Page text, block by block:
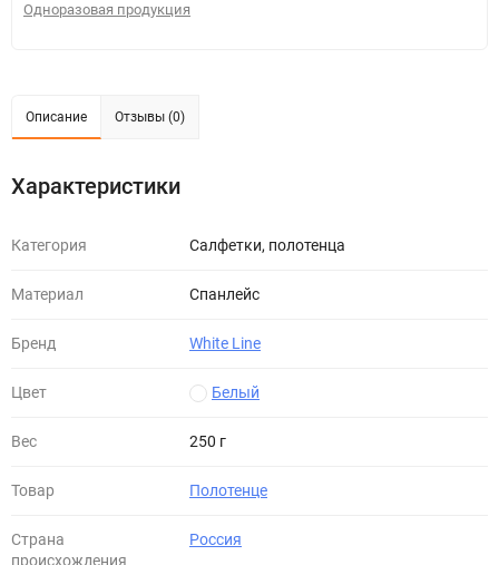
Одноразовая продукция
Описание Отзывы (0)
Характеристики
Категория Салфетки, полотенца
Материал Спанлейс
Бренд White Line
Цвет Белый
Вес 250 г
Товар Полотенце
Страна
происхождения
Россия